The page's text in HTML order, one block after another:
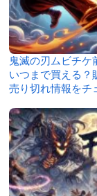
鬼滅の刃ムビチケ
いつまで買える？
売り切れ情報をチ